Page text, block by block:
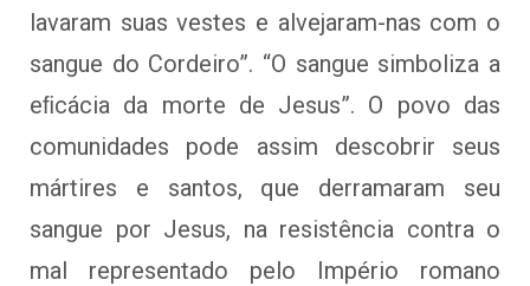
lavaram suas vestes e alvejaram-nas com o
sangue do Cordeiro”. “O sangue simboliza a
eﬁcácia da morte de Jesus”. O povo das
comunidades pode assim descobrir seus
mártires e santos, que derramaram seu
sangue por Jesus, na resistência contra o
mal representado pelo Império romano